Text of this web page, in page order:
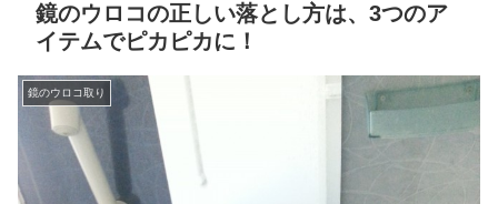
鏡のウロコの正しい落とし方は、3つのア
イテムでピカピカに！
鏡のウロコ取り